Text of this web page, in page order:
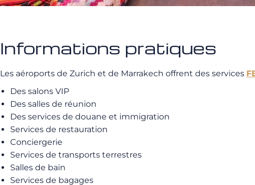
Informations pratiques
Les aéroports de Zurich et de Marrakech offrent des services
Des salons VIP
Des salles de réunion
Des services de douane et immigration
Services de restauration
Conciergerie
Services de transports terrestres
Salles de bain
Services de bagages